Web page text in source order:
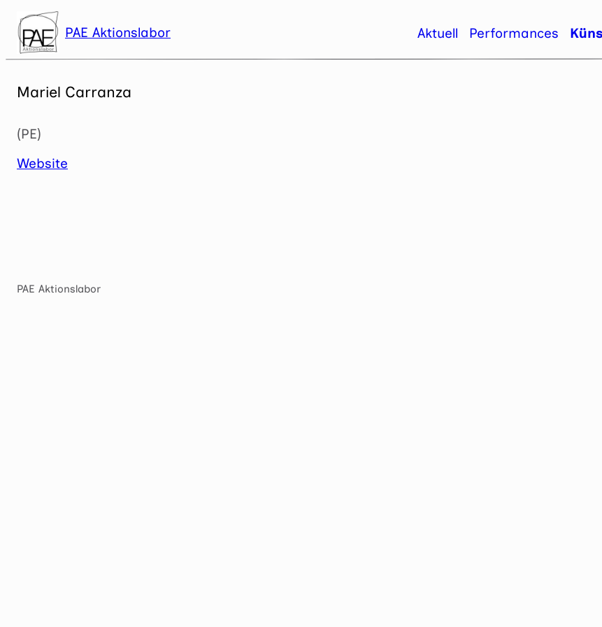
Zum
Inhalt
springen
PAE Aktionslabor Aktuell Performances
Mariel Carranza
(PE)
Website
PAE Aktionslabor